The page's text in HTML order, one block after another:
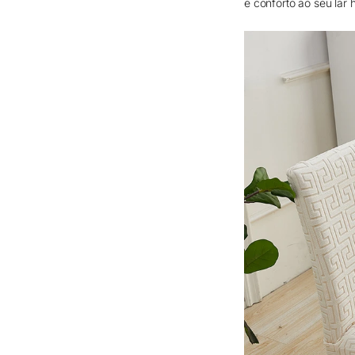
e conforto ao seu lar